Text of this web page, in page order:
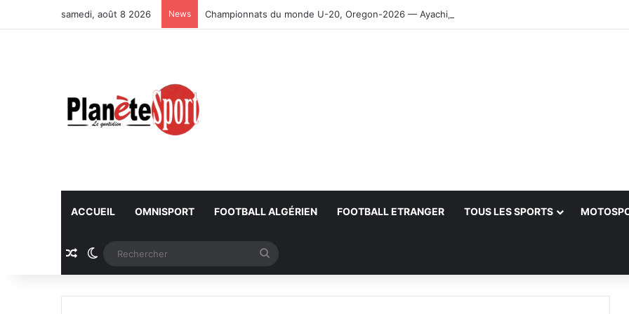
samedi, août 8 2026 News Championnats du monde U-20, Oregon-2026 — Ayachi, Dissa, Touahria et Ghezali en finale
ACCUEIL OMNISPORT FOOTBALL ALGÉRIEN FOOTBALL ETRANGER TOUS LES SPORTS
Article Aléatoire
Switch skin